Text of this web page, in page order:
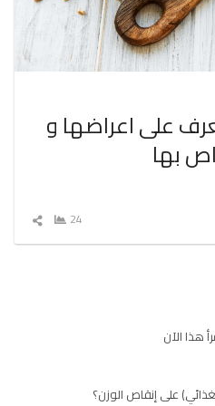
على اعراضها و
بها
24
شارك
هذا الآن
على إنقاص الوزن؟